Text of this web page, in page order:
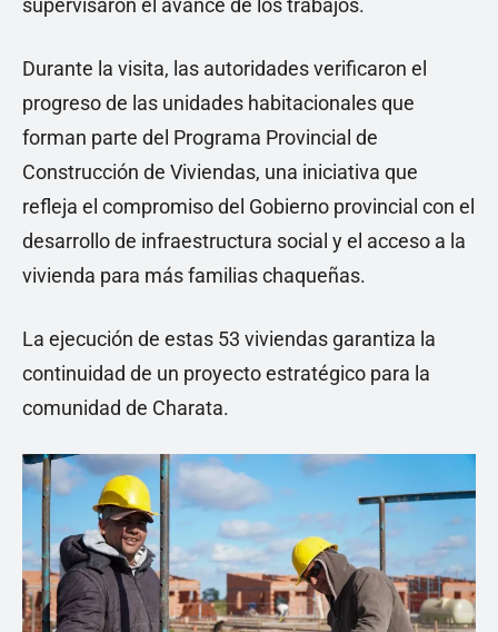
supervisaron el avance de los trabajos.
Durante la visita, las autoridades verificaron el
progreso de las unidades habitacionales que
forman parte del Programa Provincial de
Construcción de Viviendas, una iniciativa que
refleja el compromiso del Gobierno provincial con el
desarrollo de infraestructura social y el acceso a la
vivienda para más familias chaqueñas.
La ejecución de estas 53 viviendas garantiza la
continuidad de un proyecto estratégico para la
comunidad de Charata.